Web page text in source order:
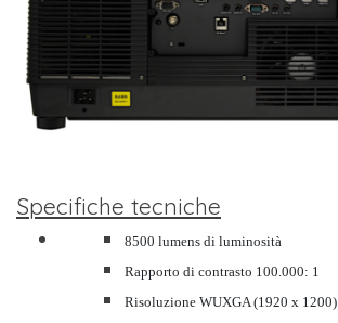
Specifiche tecniche
8500 lumens di luminosità
Rapporto di contrasto 100.000: 1
Risoluzione WUXGA (1920 x 1200)